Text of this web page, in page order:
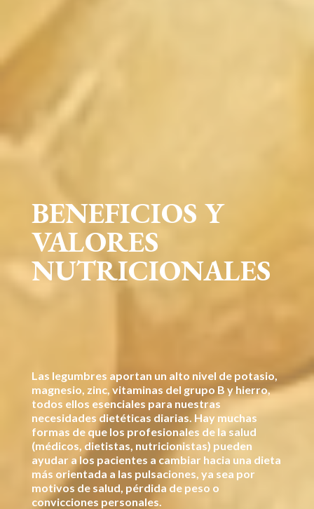
BENEFICIOS Y
VALORES
NUTRICIONALES
Las legumbres aportan un alto nivel de potasio,
magnesio, zinc, vitaminas del grupo B y hierro,
todos ellos esenciales para nuestras
necesidades dietéticas diarias. Hay muchas
formas de que los profesionales de la salud
(médicos, dietistas, nutricionistas) pueden
ayudar a los pacientes a cambiar hacia una dieta
más orientada a las pulsaciones, ya sea por
motivos de salud, pérdida de peso o
convicciones personales.